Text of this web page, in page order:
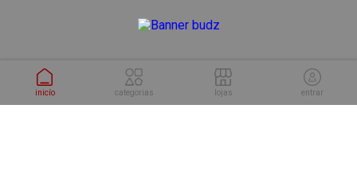
inicío categorias lojas entrar